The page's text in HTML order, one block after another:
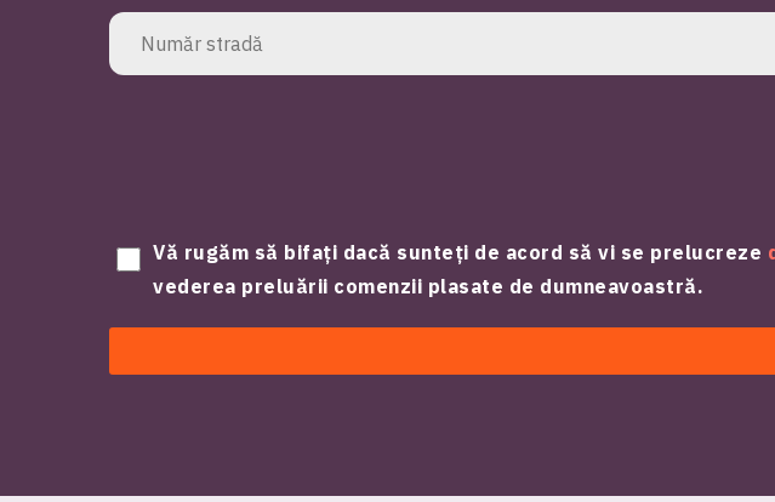
Vă rugăm să bifați dacă sunteți de acord să vi se prelucreze
vederea preluării comenzii plasate de dumneavoastră.